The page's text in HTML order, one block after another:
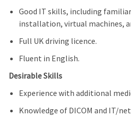
Good IT skills, including
installation, virtual machines,
Full UK driving licence.
Fluent in English.
Desirable Skills
Experience with additional
Knowledge of DICOM and IT/